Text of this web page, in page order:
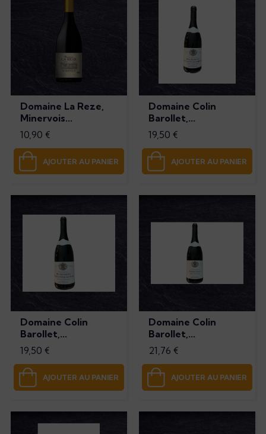
Domaine La Reze,
Minervois...
Prix
10,90 €
AJOUTER AU PANIER
Domaine Colin
Barollet,...
Prix
19,50 €
AJOUTER AU PANIER
Domaine Colin
Barollet,...
Prix
19,50 €
AJOUTER AU PANIER
Domaine Colin
Barollet,...
Prix
21,76 €
AJOUTER AU PANIER